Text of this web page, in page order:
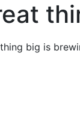
big is